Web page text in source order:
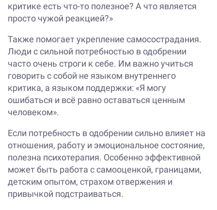
критике есть что-то полезное? А что является
просто чужой реакцией?»
Также помогает укрепление самосострадания.
Люди с сильной потребностью в одобрении
часто очень строги к себе. Им важно учиться
говорить с собой не языком внутреннего
критика, а языком поддержки: «Я могу
ошибаться и всё равно оставаться ценным
человеком».
Если потребность в одобрении сильно влияет на
отношения, работу и эмоциональное состояние,
полезна психотерапия. Особенно эффективной
может быть работа с самооценкой, границами,
детским опытом, страхом отвержения и
привычкой подстраиваться.